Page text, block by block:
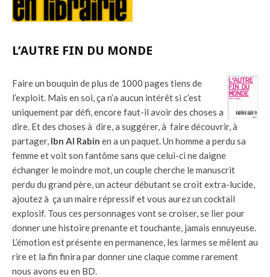
L’AUTRE FIN DU MONDE
Faire un bouquin de plus de 1000 pages tiens de
l’exploit. Mais en soi, ça n’a aucun intérêt si c’est
uniquement par défi, encore faut-il avoir des choses a
dire. Et des choses à dire, a suggérer, à faire découvrir, à
partager, Ibn Al Rabin en a un paquet. Un homme a perdu sa
femme et voit son fantôme sans que celui-ci ne daigne
échanger le moindre mot, un couple cherche le manuscrit
perdu du grand père, un acteur débutant se croit extra-lucide,
ajoutez à ça un maire répressif et vous aurez un cocktail
explosif. Tous ces personnages vont se croiser, se lier pour
donner une histoire prenante et touchante, jamais ennuyeuse.
L’émotion est présente en permanence, les larmes se mêlent au
rire et la fin finira par donner une claque comme rarement
nous avons eu en BD.